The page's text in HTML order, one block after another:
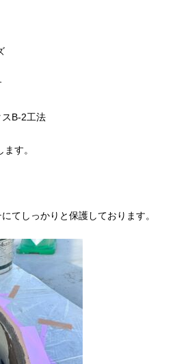
B-2工法
す。
てしっかりと保護しております。